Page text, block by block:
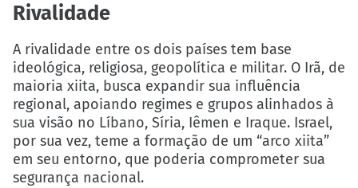
Rivalidade
A rivalidade entre os dois países tem base
ideológica, religiosa, geopolítica e militar. O Irã, de
maioria xiita, busca expandir sua influência
regional, apoiando regimes e grupos alinhados à
sua visão no Líbano, Síria, Iêmen e Iraque. Israel,
por sua vez, teme a formação de um “arco xiita”
em seu entorno, que poderia comprometer sua
segurança nacional.